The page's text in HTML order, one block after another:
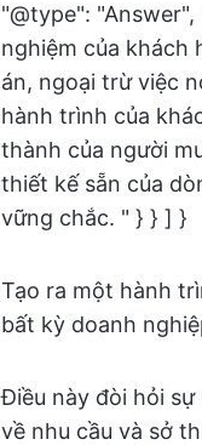
"@type":
nghiệm của khách
án, ngoại trừ việc
hành trình của
thành của người
thiết kế sẵn của
vững chắc. " } } ] }
Tạo ra một hành
bất kỳ doanh
Điều này đòi hỏi sự
về nhu cầu và sở